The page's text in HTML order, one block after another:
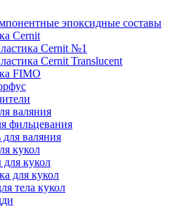
эпоксидные составы
Cernit
Cernit №1
Cernit Translucent
FIMO
валяния
фильцевания
валяния
кукол
кукол
для кукол
тела кукол